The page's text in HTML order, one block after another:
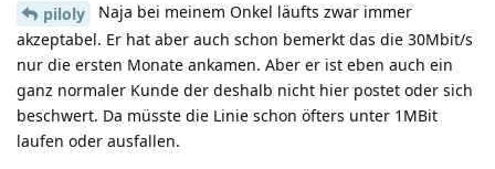
piloly
Naja bei meinem Onkel läufts zwar immer
akzeptabel. Er hat aber auch schon bemerkt das die 30Mbit/s
nur die ersten Monate ankamen. Aber er ist eben auch ein
ganz normaler Kunde der deshalb nicht hier postet oder sich
beschwert. Da müsste die Linie schon öfters unter 1MBit
laufen oder ausfallen.